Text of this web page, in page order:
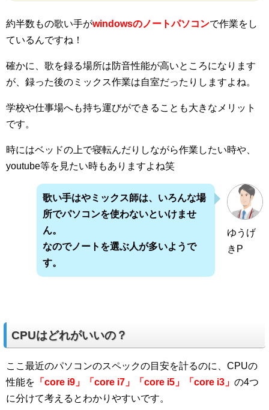
約半数もの歌い手がwindowsのノートパソコンで作業をし
ているんですね！
確かに、歌を録る場所は防音性能が高いところになります
が、録った後のミックス作業は自室だったりしますよね。
学校や仕事場へも持ち運びができることも大きなメリット
です。
時にはベッドの上で寝転んだりしながら作業したい時や、
youtube等を見たい時もありますよね笑
ゆうげ
きP
歌い手はやミックス師は、いろんな場
所でパソコンを使わないといけませ
ん。
なのでノートを選ぶ人が多いようで
す。
CPUはどれがいいの？
ここ最近のパソコンのスペックの目安を計るのに、CPUの
性能を 「core i9」 「core i7」「core i5」「core i3」 の4つ
に分けて考えるとわかりやすいです。